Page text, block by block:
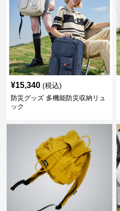
¥15,340 (税込)
防災グッズ 多機能防災収納リュ
ック